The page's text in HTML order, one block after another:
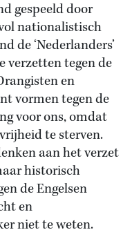
gespeeld door
nationalistisch
de ‘Nederlanders’
verzetten tegen de
en
vormen tegen de
voor ons, omdat
te sterven.
aan het verzet
historisch
de Engelsen
en
niet te weten.